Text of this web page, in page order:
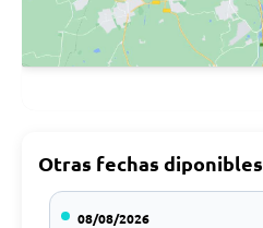
Otras fechas diponibles
08/08/2026